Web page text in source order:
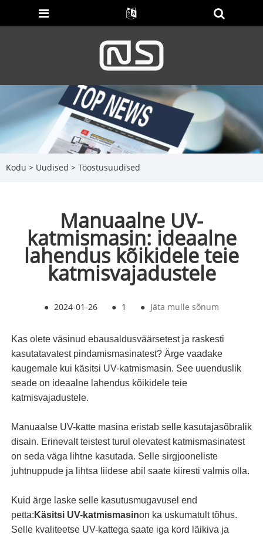
Kodu > Uudised > Tööstusuudised
Manuaalne UV-
katmismasin: ideaalne
lahendus kõikidele teie
katmisvajadustele
● 2024-01-26 ● 1 ● Jäta mulle sõnum
Kas olete väsinud ebausaldusväärsetest ja raskesti
kasutatavatest pindamismasinatest? Ärge vaadake
kaugemale kui käsitsi UV-katmismasin. See uuenduslik
seade on ideaalne lahendus kõikidele teie
katmisvajadustele.
Manuaalse UV-katte masina eristab selle kasutajasõbralik
disain. Erinevalt teistest turul olevatest katmismasinatest
on seda väga lihtne kasutada. Selle sirgjooneliste
juhtnuppude ja lihtsa liidese abil saate kiiresti valmis olla.
Kuid ärge laske selle kasutusmugavusel end
petta: Käsitsi UV-katmismasinon ka uskumatult tõhus.
Selle kvaliteetse UV-kattega saate iga kord läikiva ja